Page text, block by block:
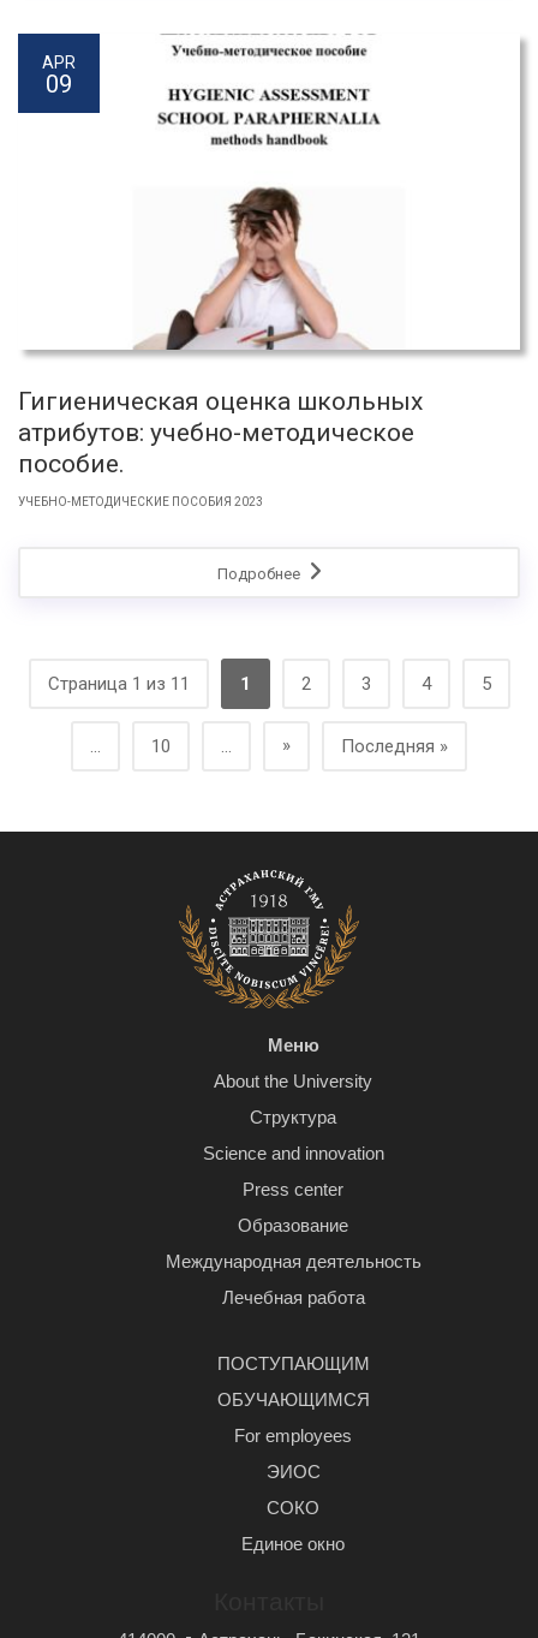
APR
09
Гигиеническая оценка школьных
атрибутов: учебно-методическое
пособие.
УЧЕБНО-МЕТОДИЧЕСКИЕ ПОСОБИЯ 2023
Подробнее
Страница 1 из 11 1 2 3 4 5
... 10 ... » Последняя »
Меню
About the University
Структура
Science and innovation
Press center
Образование
Международная деятельность
Лечебная работа
ПОСТУПАЮЩИМ
ОБУЧАЮЩИМСЯ
For employees
ЭИОС
СОКО
Единое окно